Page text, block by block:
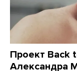
Проект Back
Александра